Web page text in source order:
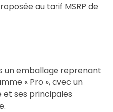
au tarif MSRP de
un emballage reprenant
« Pro », avec un
et ses principales